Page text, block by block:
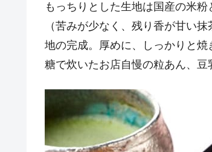
もっちりとした生地は国産の米
（苦みが少なく、残り香が甘い
地の完成。厚めに、しっかりと
糖で炊いたお店自慢の粒あん、豆